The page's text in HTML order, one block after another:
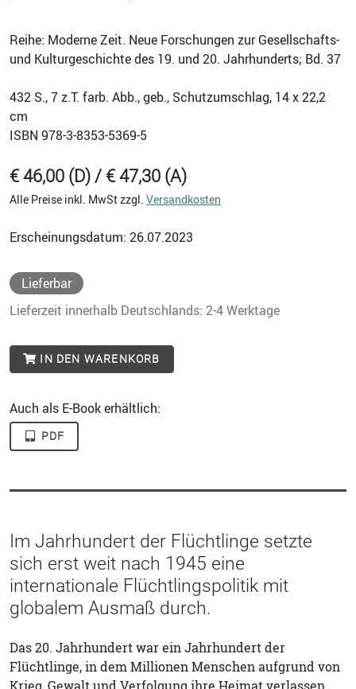
Reihe: Moderne Zeit. Neue Forschungen zur Gesellschafts-
und Kulturgeschichte des 19. und 20. Jahrhunderts; Bd. 37
432 S., 7 z.T. farb. Abb., geb., Schutzumschlag, 14 x 22,2
cm
ISBN 978-3-8353-5369-5
€ 46,00 (D) / € 47,30 (A)
Alle Preise inkl. MwSt zzgl. Versandkosten
Erscheinungsdatum: 26.07.2023
Lieferbar
Lieferzeit innerhalb Deutschlands: 2-4 Werktage
IN DEN WARENKORB
Auch als E-Book erhältlich:
PDF
Im Jahrhundert der Flüchtlinge setzte
sich erst weit nach 1945 eine
internationale Flüchtlingspolitik mit
globalem Ausmaß durch.
Das 20. Jahrhundert war ein Jahrhundert der
Flüchtlinge, in dem Millionen Menschen aufgrund von